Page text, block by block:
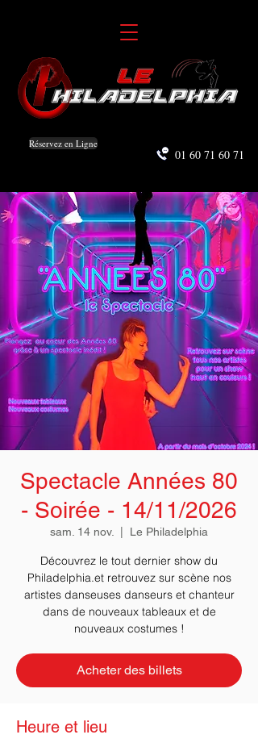
Réservez en Ligne
01 60 71 60 71
Spectacle Années 80
- Soirée - 14/11/2026
sam. 14 nov. Le Philadelphia
Découvrez le tout dernier show du
Philadelphia.et retrouvez sur scène nos
artistes danseuses danseurs et chanteur
dans de nouveaux tableaux et de
nouveaux costumes !
Acheter des billets
Heure et lieu